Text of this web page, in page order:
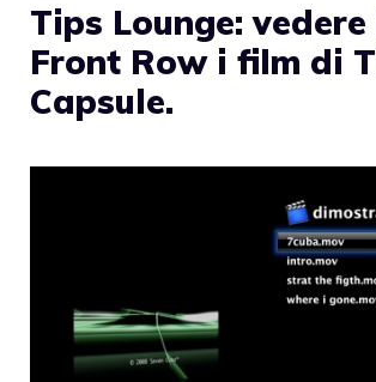
Tips Lounge: vedere
Front Row i film di
Capsule.